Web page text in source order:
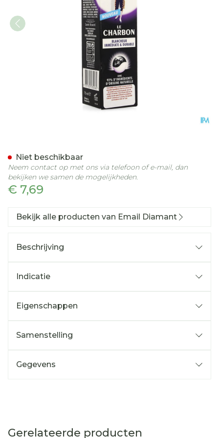
€ 7,69
Niet beschikbaar
Neem contact op met ons via telefoon of e-mail, dan
bekijken we samen de mogelijkheden.
Bekijk alle producten van Email Diamant
Beschrijving
Indicatie
Eigenschappen
Samenstelling
Gegevens
Gerelateerde producten